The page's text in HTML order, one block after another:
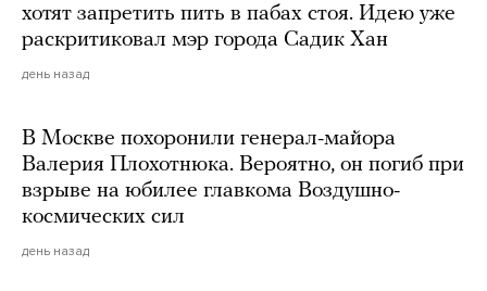
хотят запретить пить в пабах стоя. Идею уже
раскритиковал мэр города Садик Хан
день назад
В Москве похоронили генерал-майора
Валерия Плохотнюка. Вероятно, он погиб при
взрыве на юбилее главкома Воздушно-
космических сил
день назад